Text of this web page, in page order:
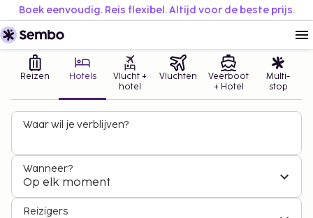
Boek eenvoudig. Reis flexibel. Altijd voor de beste prijs.
Reizen Hotels
Vlucht +
hotel
Vluchten
Veerboot
+ Hotel
Multi-
stop
Waar wil je verblijven?
Wanneer?
Op elk moment
Reizigers